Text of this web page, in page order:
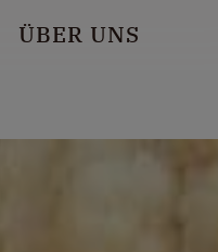
ÜBER UNS